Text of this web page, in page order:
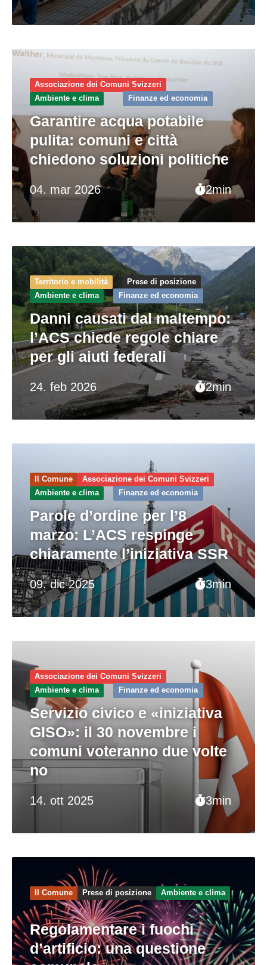
04. mar 2026 2min
Associazione dei Comuni Svizzeri
Ambiente e clima
Finanze ed economia
Garantire acqua potabile
pulita: comuni e città
chiedono soluzioni politiche
24. feb 2026 2min
Territorio e mobilità
Prese di posizione
Ambiente e clima
Finanze ed economia
Danni causati dal maltempo:
l’ACS chiede regole chiare
per gli aiuti federali
09. dic 2025 3min
Il Comune
Associazione dei Comuni Svizzeri
Ambiente e clima
Finanze ed economia
Parole d’ordine per l’8
marzo: L’ACS respinge
chiaramente l’iniziativa SSR
14. ott 2025 3min
Associazione dei Comuni Svizzeri
Ambiente e clima
Finanze ed economia
Servizio civico e «iniziativa
GISO»: il 30 novembre i
comuni voteranno due volte
no
Il Comune Prese di posizione Ambiente e clima
Regolamentare i fuochi
d’artificio: una questione